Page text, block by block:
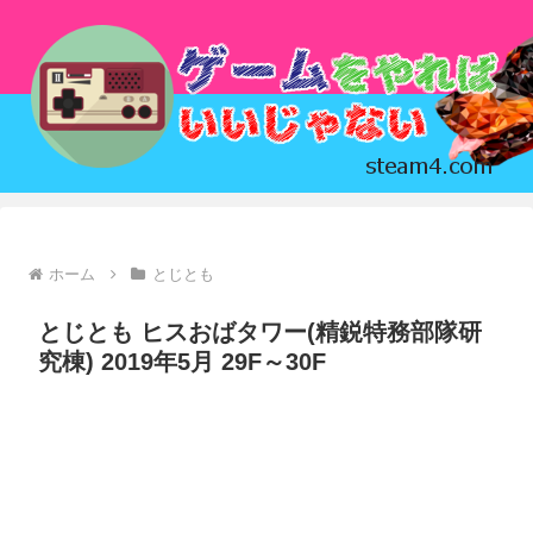
ホーム とじとも
とじとも ヒスおばタワー(精鋭特務部隊研
究棟) 2019年5月 29F～30F